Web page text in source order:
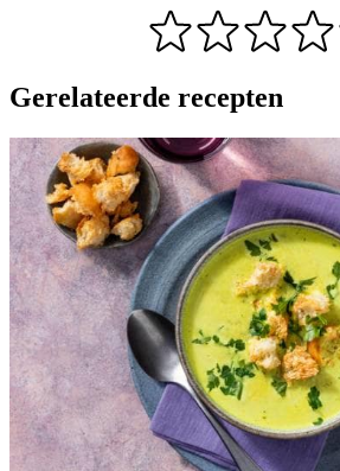
Gerelateerde recepten